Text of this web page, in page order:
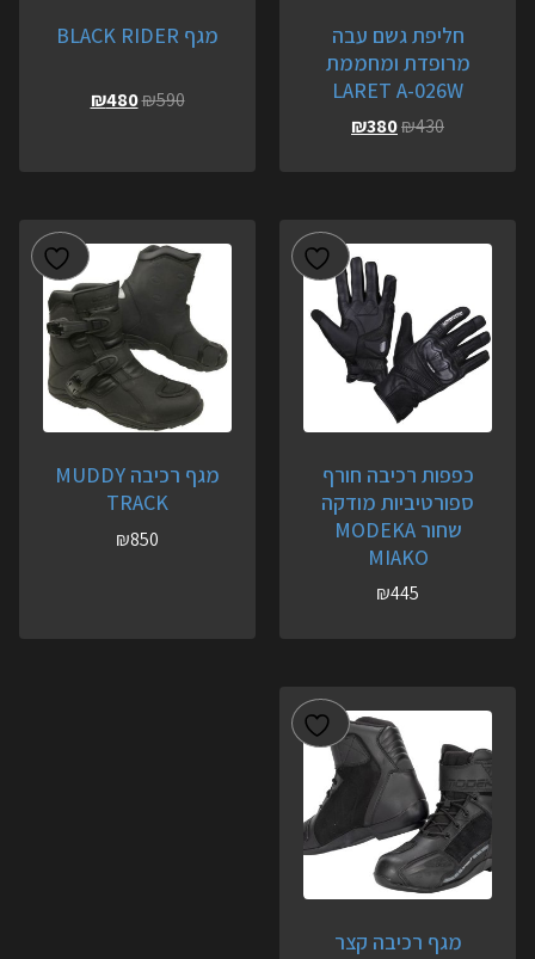
חליפת גשם עבה
מרופדת ומחממת
LARET A-026W
₪430
₪380
מגף BLACK RIDER
₪590
₪480
כפפות רכיבה חורף
ספורטיביות מודקה
שחור MODEKA
MIAKO
₪445
מגף רכיבה MUDDY
TRACK
₪850
מגף רכיבה קצר